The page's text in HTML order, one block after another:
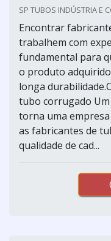
SP TUBOS INDÚSTRIA E
Encontrar
trabalhem com
fundamental para
o produto
longa
tubo corrugado
torna uma
as fabricantes de
qualidade de cad...